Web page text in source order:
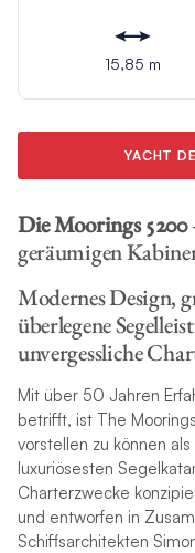
15,85 m
YACHT
Die Moorings 5200
geräumigen
Modernes Design,
überlegene
unvergessliche
Mit über 50 Jahren
betrifft, ist The
vorstellen zu können
luxuriösesten
Charterzwecke
und entworfen in
Schiffsarchitekten